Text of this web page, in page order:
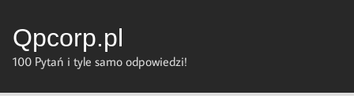
content
Qpcorp.pl
100 Pytań i tyle samo odpowiedzi!